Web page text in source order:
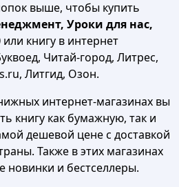
выше, чтобы купить
Уроки для нас,
или книгу в интернет
Читай-город, Литрес,
Литгид, Озон.
интернет-магазинах вы
книгу как бумажную, так и
дешевой цене с доставкой
Также в этих магазинах
и бестселлеры.